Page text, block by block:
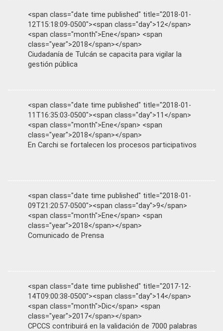
<span class="date time published" title="2018-01-
12T15:18:09-0500"><span class="day">12</span>
<span class="month">Ene</span> <span
class="year">2018</span></span>
Ciudadanía de Tulcán se capacita para vigilar la
gestión pública
<span class="date time published" title="2018-01-
11T16:35:03-0500"><span class="day">11</span>
<span class="month">Ene</span> <span
class="year">2018</span></span>
En Carchi se fortalecen los procesos participativos
<span class="date time published" title="2018-01-
09T21:20:57-0500"><span class="day">9</span>
<span class="month">Ene</span> <span
class="year">2018</span></span>
Comunicado de Prensa
<span class="date time published" title="2017-12-
14T09:00:38-0500"><span class="day">14</span>
<span class="month">Dic</span> <span
class="year">2017</span></span>
CPCCS contribuirá en la validación de 7000 palabras